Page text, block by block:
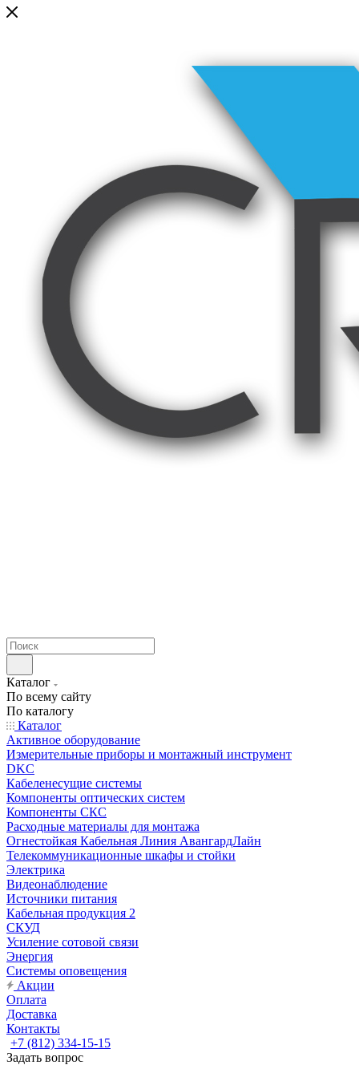
Каталог
По всему сайту
По каталогу
Каталог
Активное оборудование
Измерительные приборы и монтажный инструмент
DKC
Кабеленесущие системы
Компоненты оптических систем
Компоненты СКС
Расходные материалы для монтажа
Огнестойкая Кабельная Линия АвангардЛайн
Телекоммуникационные шкафы и стойки
Электрика
Видеонаблюдение
Источники питания
Кабельная продукция 2
СКУД
Усиление сотовой связи
Энергия
Системы оповещения
Акции
Оплата
Доставка
Контакты
+7 (812) 334-15-15
Задать вопрос